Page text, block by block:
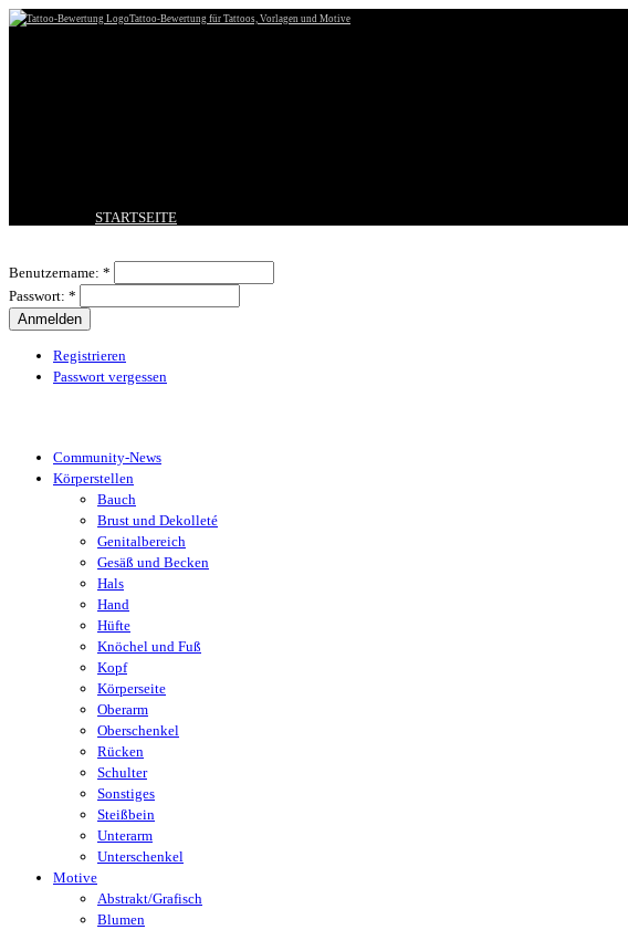
Tattoo-Bewertung für Tattoos, Vorlagen und Motive
STARTSEITE
BESTE TATTOOS
NEUESTE TATTOOS
Benutzername: *
Passwort: *
Registrieren
Passwort vergessen
Community-News
Körperstellen
Bauch
Brust und Dekolleté
Genitalbereich
Gesäß und Becken
Hals
Hand
Hüfte
Knöchel und Fuß
Kopf
Körperseite
Oberarm
Oberschenkel
Rücken
Schulter
Sonstiges
Steißbein
Unterarm
Unterschenkel
Motive
Abstrakt/Grafisch
Blumen